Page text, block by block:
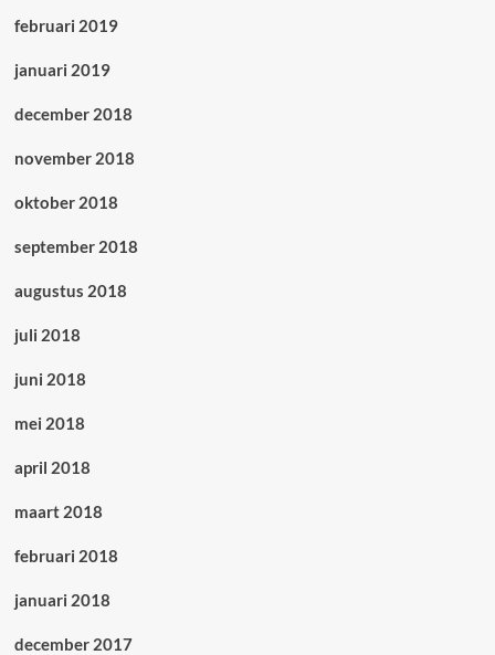
februari 2019
januari 2019
december 2018
november 2018
oktober 2018
september 2018
augustus 2018
juli 2018
juni 2018
mei 2018
april 2018
maart 2018
februari 2018
januari 2018
december 2017